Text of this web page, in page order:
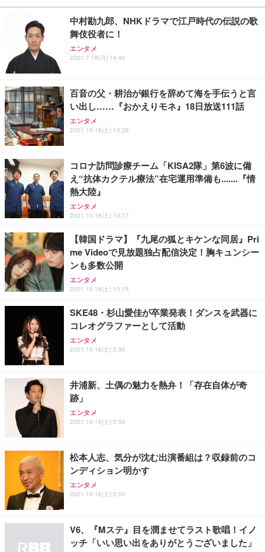
￥27,999
Sezlife オフィスチェア デスクチェア 疲れない テレ
ワーク チェア 強化バックレスト 30度ロッキング機
能 人間工学 椅子 腰サポート 90度跳ね上げ式アーム
ョン PCチェア 通気性メッシュ ゲーミング/勉強/事
務用 おしゃれ パソコンチェア (ブラック)
Sezlife オフィスチェア デスクチェア 疲れない テレ
ワーク チェア 強化バックレスト 30度ロッキング機
能 人間工学 椅子 腰サポート 90度跳ね上げ式アーム
務用 おしゃれ パソコンチェア (ホワイト)
ANDWINT オフィスチェア デスクチェア 肘なし メ
ッシュ 通気性 ランバーサポート付き 腰サポート ガ
ス圧無段階昇降 360度回転 キャスター付き コンパク
ト 幅52×奥行58.5×高さ84～96cm テレワーク 在宅
￥4,139
【純正品】27"ゲーミングモニター DualSense 充電
フック付き（CFI-ZDM1J）
【整備済み品】Dell E2724HS 27インチ 液晶モニタ
ー フルHD（1920×1080）VA 非光沢 HDMI/DisplayP
ort/VGA スピーカー内蔵 高さ調整 スイベル VESA対
【MiniLED/24.5inch/280Hz/FHD】GRAPHT THE S
HOOTER Gaming Monitor 24” Essential ゲーミン
グモニター QD 24.5インチ 1ms FHD 量子ドット 残
像低減 (3年保証 | 輝点保証 | 日本メーカー)
￥34,980
￥3,234
ネオ・ルーライフ ネオ・オムツ L 中型犬用 26枚入
り 単品
Smart Basic(スマートベーシック) 【Amazon.co.jp
限定】 Smart Basic アイリスオーヤマ ペットシーツ
超厚型 お徳用 ワイド 100枚入 (x 1) (ケース販売)
アイリスオーヤマ ペットシーツ 超厚型 お徳用 レギ
ュラー 200枚入【Amazon.co.jp限定】
￥3,731
中村勘九郎、NHKドラマで江戸時代の伝説の歌
舞伎役者に！
エンタメ
2021.7.19(月) 14:40
百音の父・耕治が銀行を辞めて海を手伝うと言
い出し……『おかえりモネ』18日放送111話
エンタメ
2021.10.16(土) 10:26
コロナ訪問診療チーム「KISA2隊」第6波に備
え“抗体カクテル療法”在宅運用準備も.......『情
熱大陸』
エンタメ
2021.10.16(土) 10:17
【韓国ドラマ】『九尾の狐とキケンな同居』Pri
me Videoで見放題独占配信決定！胸キュンシー
ンも多数公開
エンタメ
2021.10.16(土) 10:15
SKE48・杉山愛佳が卒業発表！ダンスを武器に
コレオグラファーとして活動
エンタメ
2021.10.16(土) 5:30
井浦新、土偶の魅力を熱弁！「存在自体が奇
跡」
エンタメ
2021.10.16(土) 5:00
松本人志、気分が沈む出演番組は？収録前のコ
ンディション明かす
エンタメ
2021.10.16(土) 5:00
V6、『Mステ』目を潤ませてラスト歌唱！イノ
ッチ「いい思い出をありがとうございました」